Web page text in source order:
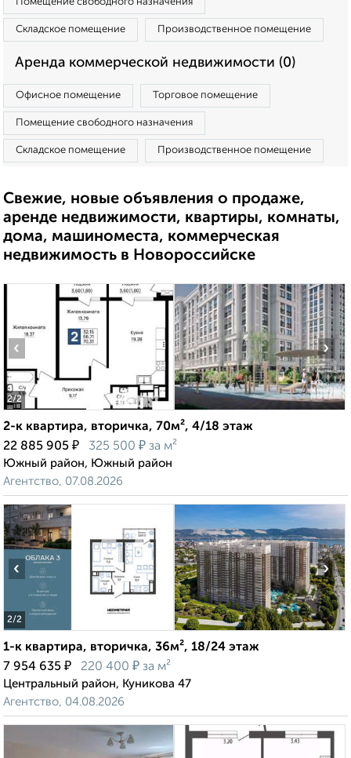
Складское помещение Производственное помещение
Аренда коммерческой недвижимости (0)
Офисное помещение Торговое помещение
Помещение свободного назначения
Складское помещение Производственное помещение
Свежие, новые объявления о продаже,
аренде недвижимости, квартиры, комнаты,
дома, машиноместа, коммерческая
недвижимость в Новороссийске
2/2
‹ ›
2-к квартира, вторичка, 70м², 4/18 этаж
22 885 905 ₽ 325 500 ₽ за м²
Южный район, Южный район
Агентство, 07.08.2026
2/2
‹ ›
1-к квартира, вторичка, 36м², 18/24 этаж
7 954 635 ₽ 220 400 ₽ за м²
Центральный район, Куникова 47
Агентство, 04.08.2026